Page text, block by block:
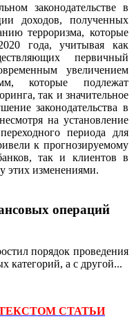
законодательстве в
доходов, полученных
терроризма, которые
года, учитывая как
первичный
увеличением
которые подлежат
так и значительное
законодательства в
на установление
периода для
к прогнозируемому
так и клиентов в
этих изменениями.
операций
порядок проведения
категорий, а с другой...
СТАТЬИ